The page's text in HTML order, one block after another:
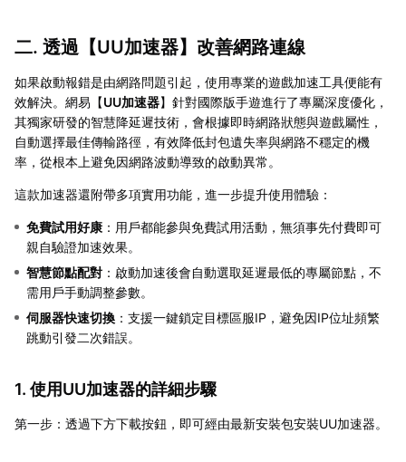
二. 透過【UU加速器】改善網路連線
如果啟動報錯是由網路問題引起，使用專業的遊戲加速工具便能有
效解決。網易【UU加速器】針對國際版手遊進行了專屬深度優化，
其獨家研發的智慧降延遲技術，會根據即時網路狀態與遊戲屬性，
自動選擇最佳傳輸路徑，有效降低封包遺失率與網路不穩定的機
率，從根本上避免因網路波動導致的啟動異常。
這款加速器還附帶多項實用功能，進一步提升使用體驗：
免費試用好康 ：用戶都能參與免費試用活動，無須事先付費即可
親自驗證加速效果。
智慧節點配對 ：啟動加速後會自動選取延遲最低的專屬節點，不
需用戶手動調整參數。
伺服器快速切換 ：支援一鍵鎖定目標區服IP，避免因IP位址頻繁
跳動引發二次錯誤。
1. 使用UU加速器的詳細步驟
第一步：透過下方下載按鈕，即可經由最新安裝包安裝UU加速器。